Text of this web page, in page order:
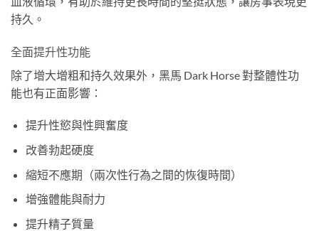
持久。
全面提升性功能
除了增大增粗和持久效果外，黑馬 Dark Horse 對整體性功
能也有正面影響：
提升性慾與性興奮度
改善勃起硬度
縮短不應期（兩次性行為之間的恢復時間）
增強體能與耐力
提升精子質量